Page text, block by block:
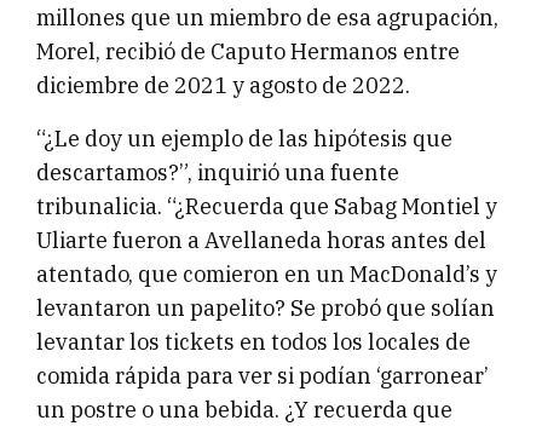
millones que un miembro de esa agrupación,
Morel, recibió de Caputo Hermanos entre
diciembre de 2021 y agosto de 2022.
“¿Le doy un ejemplo de las hipótesis que
descartamos?”, inquirió una fuente
tribunalicia. “¿Recuerda que Sabag Montiel y
Uliarte fueron a Avellaneda horas antes del
atentado, que comieron en un MacDonald’s y
levantaron un papelito? Se probó que solían
levantar los tickets en todos los locales de
comida rápida para ver si podían ‘garronear’
un postre o una bebida. ¿Y recuerda que